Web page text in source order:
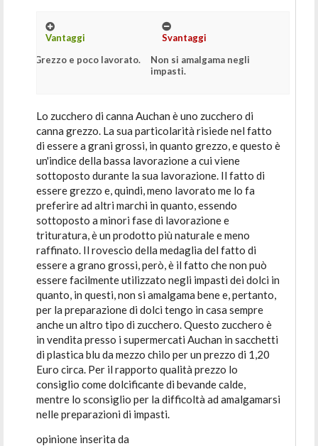
Vantaggi
Grezzo e poco lavorato.
Svantaggi
Non si amalgama negli
impasti.
Lo zucchero di canna Auchan è uno zucchero di
canna grezzo. La sua particolarità risiede nel fatto
di essere a grani grossi, in quanto grezzo, e questo è
un'indice della bassa lavorazione a cui viene
sottoposto durante la sua lavorazione. Il fatto di
essere grezzo e, quindi, meno lavorato me lo fa
preferire ad altri marchi in quanto, essendo
sottoposto a minori fase di lavorazione e
trituratura, è un prodotto più naturale e meno
raffinato. Il rovescio della medaglia del fatto di
essere a grano grossi, però, è il fatto che non può
essere facilmente utilizzato negli impasti dei dolci in
quanto, in questi, non si amalgama bene e, pertanto,
per la preparazione di dolci tengo in casa sempre
anche un altro tipo di zucchero. Questo zucchero è
in vendita presso i supermercati Auchan in sacchetti
di plastica blu da mezzo chilo per un prezzo di 1,20
Euro circa. Per il rapporto qualità prezzo lo
consiglio come dolcificante di bevande calde,
mentre lo sconsiglio per la difficoltà ad amalgamarsi
nelle preparazioni di impasti.
opinione inserita da